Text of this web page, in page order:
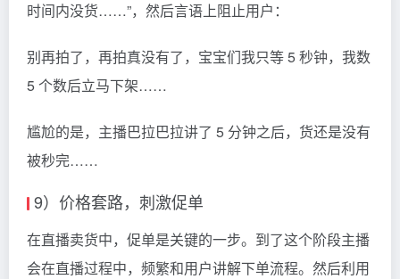
时间内没货……”，然后言语上阻止用户：
别再拍了，再拍真没有了，宝宝们我只等 5 秒钟，我数
5 个数后立马下架……
尴尬的是，主播巴拉巴拉讲了 5 分钟之后，货还是没有
被秒完……
9）价格套路，刺激促单
在直播卖货中，促单是关键的一步。到了这个阶段主播
会在直播过程中，频繁和用户讲解下单流程。然后利用